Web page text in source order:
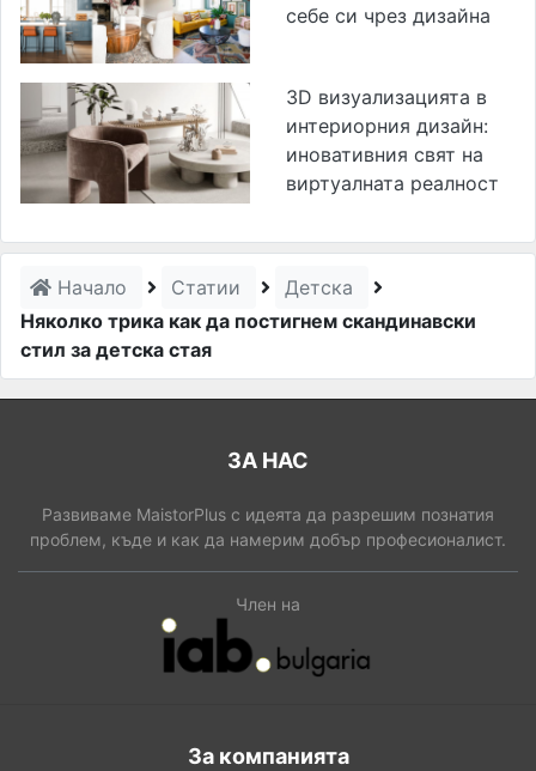
себе си чрез дизайна
3D визуализацията в
интериорния дизайн:
иновативния свят на
виртуалната реалност
Начало Статии
Детска
Няколко трика как да постигнем скандинавски
стил за детска стая
ЗА НАС
Развиваме MaistorPlus с идеята да разрешим познатия
проблем, къде и как да намерим добър професионалист.
Член на
За компанията